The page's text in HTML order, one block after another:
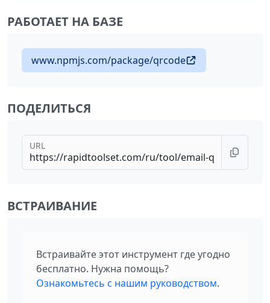
РАБОТАЕТ НА БАЗЕ
www.npmjs.com/package/qrcode
ПОДЕЛИТЬСЯ
URL
ВСТРАИВАНИЕ
Встраивайте этот инструмент где угодно
бесплатно. Нужна помощь?
Ознакомьтесь с нашим руководством.